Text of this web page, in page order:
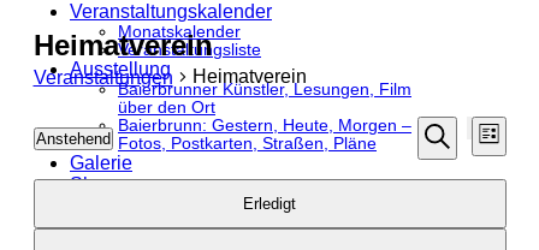
Veranstaltungskalender
Monatskalender
Veranstaltungsliste
Ausstellung
Baierbrunner Künstler, Lesungen, Film
über den Ort
Baierbrunn: Gestern, Heute, Morgen –
Fotos, Postkarten, Straßen, Pläne
Galerie
Shop
Ticketverkauf
Heimatverein
Veranstaltungen Heimatverein
Veranstaltungen
Suche
Suche
Filter
Liste
Anstehend
Datum
wählen.
Das
der
Erledigt